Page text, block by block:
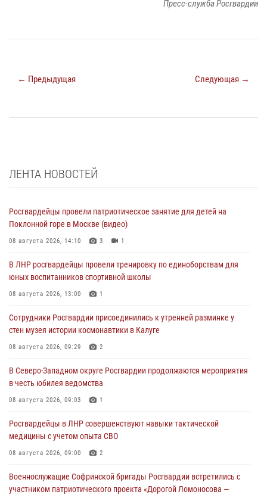
Пресс-служба Росгвардии
← Предыдущая Следующая →
ЛЕНТА НОВОСТЕЙ
Росгвардейцы провели патриотическое занятие для детей на
Поклонной горе в Москве (видео)
08 августа 2026, 14:10 3 1
В ЛНР росгвардейцы провели тренировку по единоборствам для
юных воспитанников спортивной школы
08 августа 2026, 13:00 1
Сотрудники Росгвардии присоединились к утренней разминке у
стен музея истории космонавтики в Калуге
08 августа 2026, 09:29 2
В Северо-Западном округе Росгвардии продолжаются мероприятия
в честь юбилея ведомства
08 августа 2026, 09:03 1
Росгвардейцы в ЛНР совершенствуют навыки тактической
медицины с учетом опыта СВО
08 августа 2026, 09:00 2
Военнослужащие Софринской бригады Росгвардии встретились с
участником патриотического проекта «Дорогой Ломоносова —